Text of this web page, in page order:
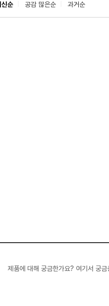
신순 공감 많은순 과거순
제품에 대해 궁금한가요? 여기서 궁금